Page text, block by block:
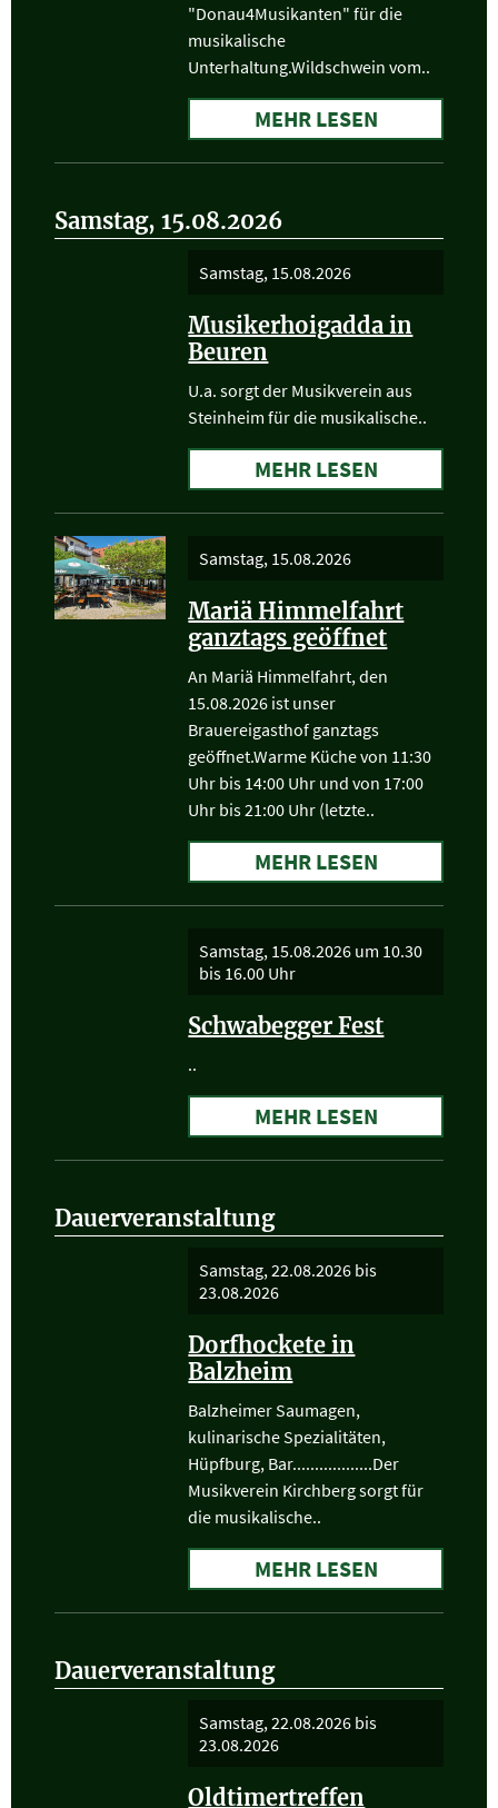
"Donau4Musikanten" für die
musikalische
Unterhaltung.Wildschwein vom..
MEHR LESEN
Samstag, 15.08.2026
Samstag, 15.08.2026
Musikerhoigadda in
Beuren
U.a. sorgt der Musikverein aus
Steinheim für die musikalische..
MEHR LESEN
Samstag, 15.08.2026
Mariä Himmelfahrt
ganztags geöffnet
An Mariä Himmelfahrt, den
15.08.2026 ist unser
Brauereigasthof ganztags
geöffnet.Warme Küche von 11:30
Uhr bis 14:00 Uhr und von 17:00
Uhr bis 21:00 Uhr (letzte..
MEHR LESEN
Samstag, 15.08.2026 um 10.30
bis 16.00 Uhr
Schwabegger Fest
..
MEHR LESEN
Dauerveranstaltung
Samstag, 22.08.2026 bis
23.08.2026
Dorfhockete in
Balzheim
Balzheimer Saumagen,
kulinarische Spezialitäten,
Hüpfburg, Bar..................Der
Musikverein Kirchberg sorgt für
die musikalische..
MEHR LESEN
Dauerveranstaltung
Samstag, 22.08.2026 bis
23.08.2026
Oldtimertreffen